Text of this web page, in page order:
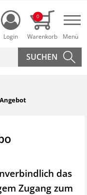
Login
0
das
Zugang zum